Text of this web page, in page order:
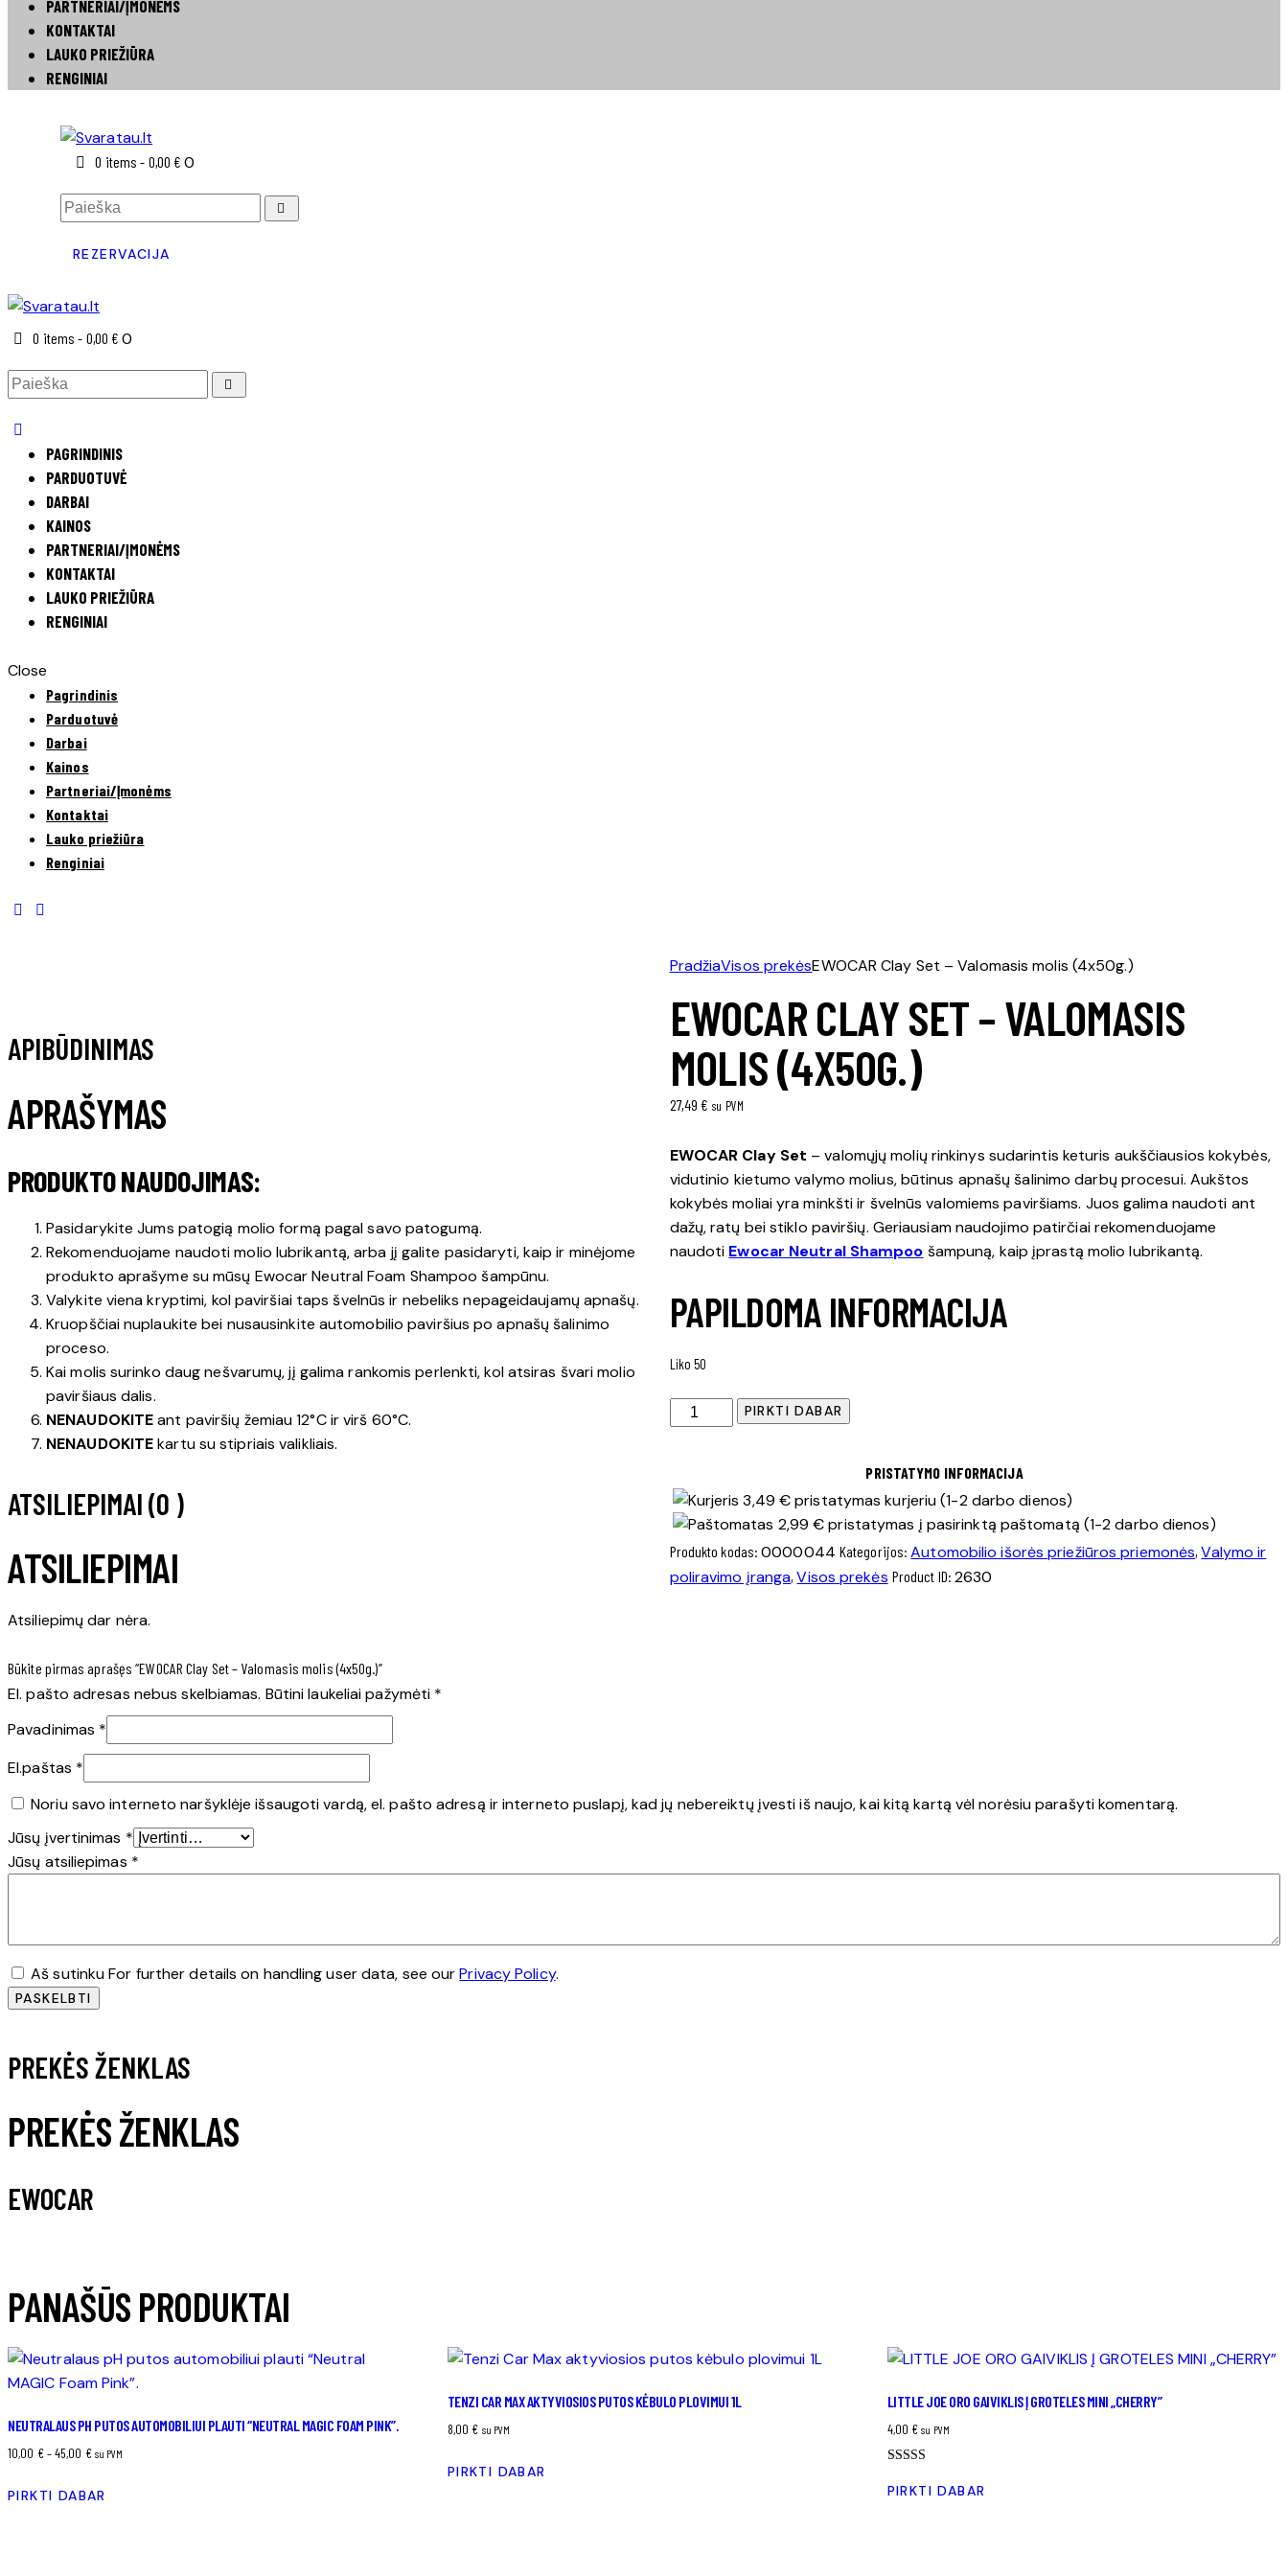
PARTNERIAI/ĮMONĖMS
KONTAKTAI
LAUKO PRIEŽIŪRA
RENGINIAI
0 items - 0,00 € 0
REZERVACIJA
0 items - 0,00 € 0
PAGRINDINIS
PARDUOTUVĖ
DARBAI
KAINOS
PARTNERIAI/ĮMONĖMS
KONTAKTAI
LAUKO PRIEŽIŪRA
RENGINIAI
Close
Pagrindinis
Parduotuvė
Darbai
Kainos
Partneriai/Įmonėms
Kontaktai
Lauko priežiūra
Renginiai
PradžiaVisos prekėsEWOCAR Clay Set – Valomasis molis (4x50g.)
EWOCAR CLAY SET – VALOMASIS
MOLIS (4X50G.)
27,49€ su PVM
EWOCAR Clay Set – valomųjų molių rinkinys sudarintis keturis aukščiausios kokybės,
vidutinio kietumo valymo molius, būtinus apnašų šalinimo darbų procesui. Aukštos
kokybės moliai yra minkšti ir švelnūs valomiems paviršiams. Juos galima naudoti ant
dažų, ratų bei stiklo paviršių. Geriausiam naudojimo patirčiai rekomenduojame
naudoti Ewocar Neutral Shampoo šampuną, kaip įprastą molio lubrikantą.
PAPILDOMA INFORMACIJA
Liko 50
produkto
kiekis:
Set
-
Valomasis
molis
PIRKTI DABAR
PRISTATYMO INFORMACIJA
3,49 € pristatymas kurjeriu (1-2 darbo dienos)
2,99 € pristatymas į pasirinktą paštomatą (1-2 darbo dienos)
Produkto kodas:0000044 Kategorijos: Automobilio išorės priežiūros priemonės,Valymo ir
poliravimo įranga,Visos prekės Product ID: 2630
APIBŪDINIMAS
APRAŠYMAS
PRODUKTO NAUDOJIMAS:
Pasidarykite Jums patogią molio formą pagal savo patogumą.
Rekomenduojame naudoti molio lubrikantą, arba jį galite pasidaryti, kaip ir minėjome
produkto aprašyme su mūsų Ewocar Neutral Foam Shampoo šampūnu.
Valykite viena kryptimi, kol paviršiai taps švelnūs ir nebeliks nepageidaujamų apnašų.
Kruopščiai nuplaukite bei nusausinkite automobilio paviršius po apnašų šalinimo
proceso.
Kai molis surinko daug nešvarumų, jį galima rankomis perlenkti, kol atsiras švari molio
paviršiaus dalis.
NENAUDOKITEant paviršių žemiau 12°C ir virš 60°C.
NENAUDOKITEkartu su stipriais valikliais.
ATSILIEPIMAI (0 )
ATSILIEPIMAI
Atsiliepimų dar nėra.
Būkite pirmas aprašęs “EWOCAR Clay Set – Valomasis molis (4x50g.)”
El. pašto adresas nebus skelbiamas. Būtini laukeliai pažymėti *
Pavadinimas *
El.paštas *
Noriu savo interneto naršyklėje išsaugoti vardą, el. pašto adresą ir interneto puslapį, kad jų nebereiktų įvesti iš naujo, kai kitą kartą vėl norėsiu parašyti komentarą.
Jūsų įvertinimas *
Jūsų atsiliepimas *
Aš sutinku For further details on handling user data, see ourPrivacy Policy.
PREKĖS ŽENKLAS
PREKĖS ŽENKLAS
EWOCAR
PANAŠŪS PRODUKTAI
NEUTRALAUS PH PUTOS AUTOMOBILIUI PLAUTI “NEUTRAL MAGIC FOAM PINK”.
10,00 €–45,00 €Price
10,00 €
su PVM
PIRKTI DABAR
TENZI CAR MAX AKTYVIOSIOS PUTOS KĖBULO PLOVIMUI 1L
8,00 € su PVM
PIRKTI DABAR
LITTLE JOE ORO GAIVIKLIS Į GROTELES MINI „CHERRY”
4,00 € su PVM
5.00
iš 5
PIRKTI DABAR